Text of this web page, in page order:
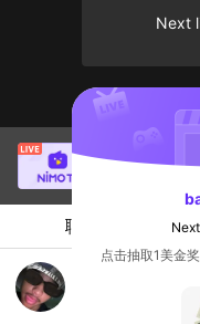
Next
聊天
sentinelStart
点击抽取1美金